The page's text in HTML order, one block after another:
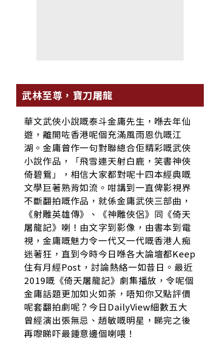
武林至尊，寶刀屠龍
華文武俠小說嘅泰斗金庸先生，喺去年仙
遊，離開咗香港呢個充滿風雨恩仇嘅江
湖。金庸曾作一句對聯總合佢精彩嘅武俠
小說作品，「飛雪連天射白鹿，笑書神俠
倚碧鴛」，相信大家都對呢十四本經典嘅
文學巨著熟背如流。咁講到一直俾影視界
不斷翻拍嘅作品，就係金庸武俠三部曲，
《射雕英雄傳》、《神雕俠侶》同《倚天
屠龍記》喇！由文字到影像，由書本到電
視，金庸嘅魅力令一代又一代嘅香港人痴
迷著狂，直到今時今日喺各大論壇都Keep
住有月經Post，討論熱絡一如昔日。最近
2019嘅《倚天屠龍記》劇集播放，令呢個
金庸話題更加如火如荼，唔知你又點評價
呢套翻拍劇呢？今日DailyView細數五大
曾經演出張無忌、趙敏嘅明星，睇完之後
再嚟睇吓最鍾意邊個喇喂！